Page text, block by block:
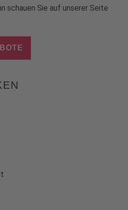
schauen Sie auf unserer Seite